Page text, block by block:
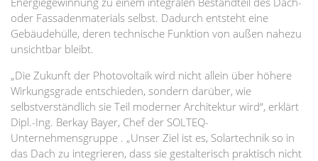
oder Fassadenmaterials selbst. Dadurch entsteht eine
Gebäudehülle, deren technische Funktion von außen nahezu
unsichtbar bleibt.
„Die Zukunft der Photovoltaik wird nicht allein über höhere
Wirkungsgrade entschieden, sondern darüber, wie
selbstverständlich sie Teil moderner Architektur wird“, erklärt
Dipl.-Ing. Berkay Bayer, Chef der SOLTEQ-
Unternehmensgruppe . „Unser Ziel ist es, Solartechnik so in
das Dach zu integrieren, dass sie gestalterisch praktisch nicht